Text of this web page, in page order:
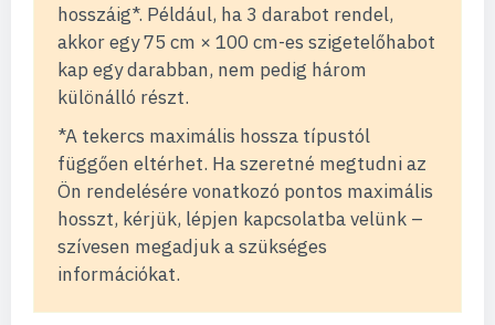
hosszáig*. Például, ha 3 darabot rendel,
akkor egy 75 cm × 100 cm-es szigetelőhabot
kap egy darabban, nem pedig három
különálló részt.
*A tekercs maximális hossza típustól
függően eltérhet. Ha szeretné megtudni az
Ön rendelésére vonatkozó pontos maximális
hosszt, kérjük, lépjen kapcsolatba velünk –
szívesen megadjuk a szükséges
információkat.